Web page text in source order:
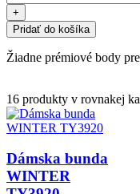
+
Pridať do košíka
Žiadne prémiové body
16 produkty v rovnakej
Dámska bunda
WINTER